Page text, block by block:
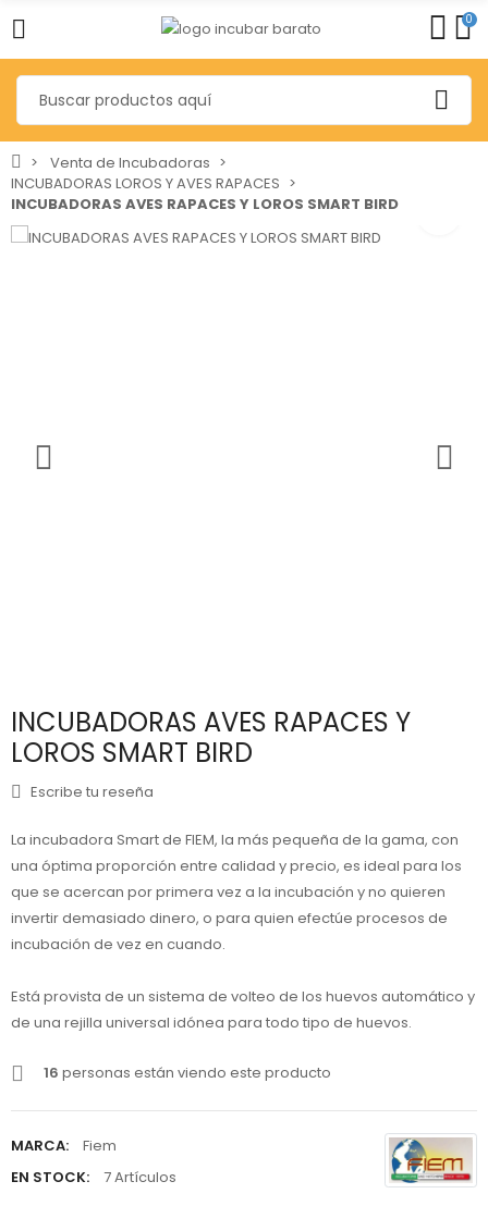
0
Venta de Incubadoras
INCUBADORAS LOROS Y AVES RAPACES
INCUBADORAS AVES RAPACES Y LOROS SMART BIRD
INCUBADORAS AVES RAPACES Y
LOROS SMART BIRD
Escribe tu reseña
La incubadora Smart de FIEM, la más pequeña de la gama, con
una óptima proporción entre calidad y precio, es ideal para los
que se acercan por primera vez a la incubación y no quieren
invertir demasiado dinero, o para quien efectúe procesos de
incubación de vez en cuando.
Está provista de un sistema de volteo de los huevos automático y
de una rejilla universal idónea para todo tipo de huevos.
16 personas están viendo este producto
MARCA:
Fiem
EN STOCK:
7 Artículos